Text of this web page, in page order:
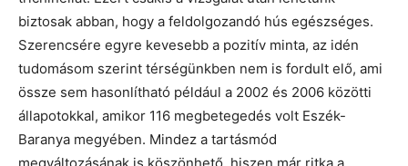
biztosak abban, hogy a feldolgozandó hús egészséges.
Szerencsére egyre kevesebb a pozitív minta, az idén
tudomásom szerint térségünkben nem is fordult elő, ami
össze sem hasonlítható például a 2002 és 2006 közötti
állapotokkal, amikor 116 megbetegedés volt Eszék-
Baranya megyében. Mindez a tartásmód